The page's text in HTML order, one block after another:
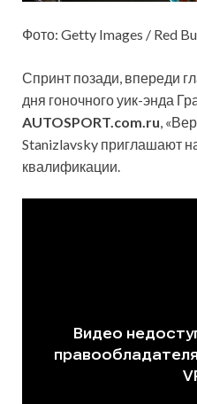
Фото: Getty Images / Red
Спринт позади, впереди
дня гоночного уик-энда
AUTOSPORT.com.ru,
Stanizlavsky приглашают
квалификации.